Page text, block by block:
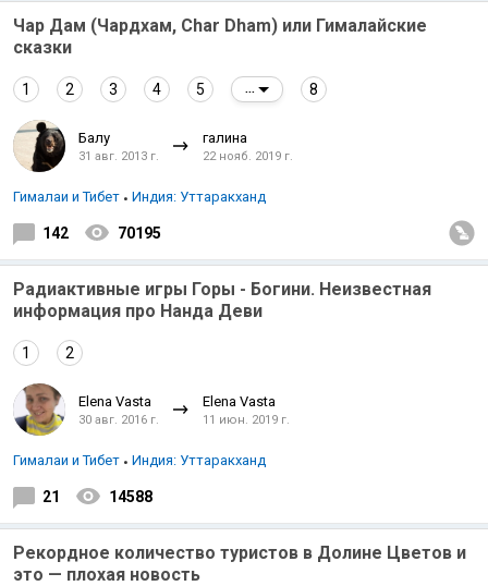
Чар Дам (Чардхам, Char Dham) или Гималайские
сказки
1 2 3 4 5 8
Балу
31 авг. 2013 г.
галина
22 нояб. 2019 г.
Гималаи и Тибет Индия: Уттаракханд
142 70195
Радиактивные игры Горы - Богини. Неизвестная
информация про Нанда Деви
1 2
Elena Vasta
30 авг. 2016 г.
Elena Vasta
11 июн. 2019 г.
Гималаи и Тибет Индия: Уттаракханд
21 14588
Рекордное количество туристов в Долине Цветов и
это — плохая новость